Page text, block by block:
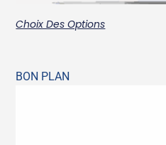
Choix Des Options
BON PLAN